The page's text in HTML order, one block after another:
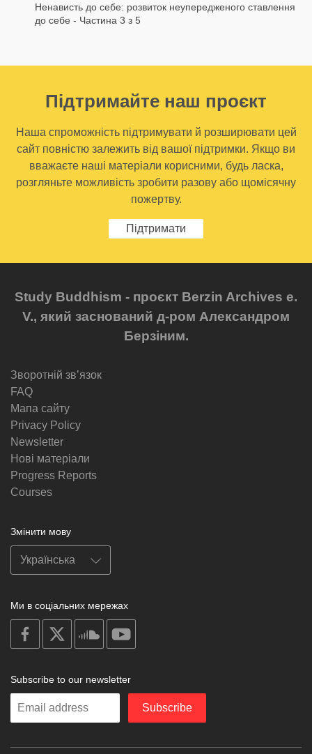
Ненависть до себе: розвиток неупередженого ставлення
до себе - Частина 3 з 5
Підтримайте наш проєкт
Наша спроможність підтримувати й розширювати цей
сайт повністю залежить від вашої підтримки. Якщо ви
вважаєте наші матеріали корисними, будь ласка,
розгляньте можливість зробити разову або щомісячну
пожертву.
Підтримати
Study Buddhism - проєкт Berzin Archives e.
V., який заснований д-ром Александром
Берзіним.
Зворотній звʼязок
FAQ
Мапа сайту
Privacy Policy
Newsletter
Нові матеріали
Progress Reports
Courses
Змінити мову
Ми в соціальних мережах
on
facebook
soundcloud
Subscribe to our newsletter
Enter
Subscribe